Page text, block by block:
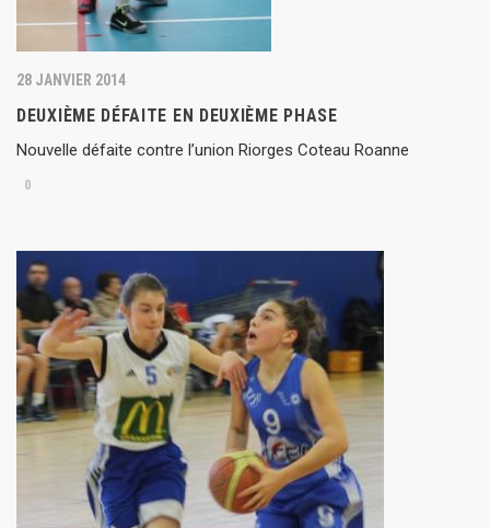
28 JANVIER 2014
DEUXIÈME DÉFAITE EN DEUXIÈME PHASE
Nouvelle défaite contre l’union Riorges Coteau Roanne
0